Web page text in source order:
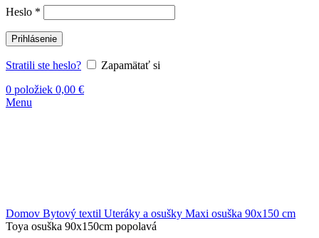
Heslo *
Prihlásenie
Stratili ste heslo?
Zapamätať si
0 položiek 0,00 €
Menu
Domov Bytový textil Uteráky a osušky Maxi osuška 90x150 cm
Toya osuška 90x150cm popolavá